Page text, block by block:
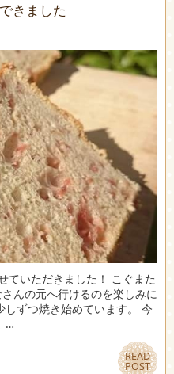
きました
ていただきました！ こぐまた
んの元へ行けるのを楽しみに
しずつ焼き始めています。 今
…
READ
POST
READ
POST